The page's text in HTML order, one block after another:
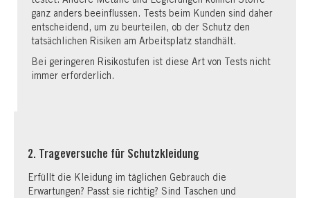
ganz anders beeinflussen. Tests beim Kunden sind daher
entscheidend, um zu beurteilen, ob der Schutz den
tatsächlichen Risiken am Arbeitsplatz standhält.
Bei geringeren Risikostufen ist diese Art von Tests nicht
immer erforderlich.
2. Trageversuche für Schutzkleidung
Erfüllt die Kleidung im täglichen Gebrauch die
Erwartungen? Passt sie richtig? Sind Taschen und